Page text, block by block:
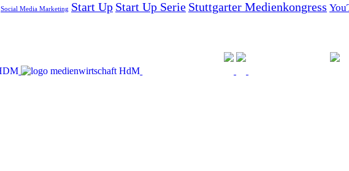
Social Media Marketing Start Up Start Up Serie Stuttgarter Medienkongress